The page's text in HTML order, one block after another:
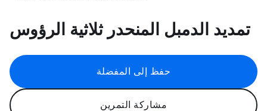
تمديد الدمبل المنحدر ثلاثية الرؤوس
حفظ إلى المفضلة
مشاركة التمرين